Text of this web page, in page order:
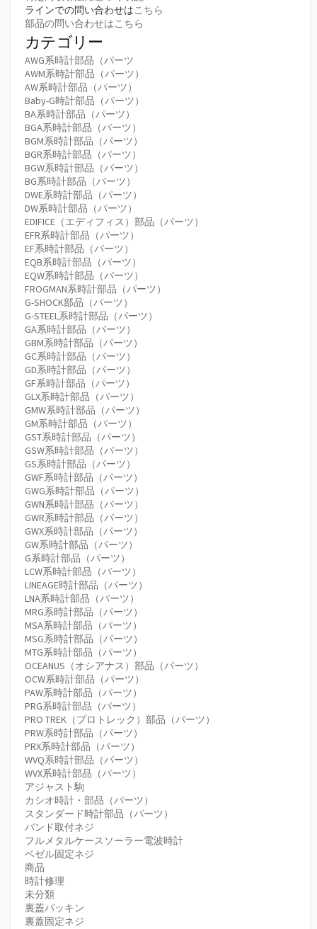
ラインでの問い合わせはこちら
部品の問い合わせはこちら
カテゴリー
AWG系時計部品（パーツ
AWM系時計部品（パーツ）
AW系時計部品（パーツ）
Baby-G時計部品（パーツ）
BA系時計部品（パーツ）
BGA系時計部品（パーツ）
BGM系時計部品（パーツ）
BGR系時計部品（パーツ）
BGW系時計部品（パーツ）
BG系時計部品（パーツ）
DWE系時計部品（パーツ）
DW系時計部品（パーツ）
EDIFICE（エディフィス）部品（パーツ）
EFR系時計部品（パーツ）
EF系時計部品（パーツ）
EQB系時計部品（パーツ）
EQW系時計部品（パーツ）
FROGMAN系時計部品（パーツ）
G-SHOCK部品（パーツ）
G-STEEL系時計部品（パーツ）
GA系時計部品（パーツ）
GBM系時計部品（パーツ）
GC系時計部品（パーツ）
GD系時計部品（パーツ）
GF系時計部品（パーツ）
GLX系時計部品（パーツ）
GMW系時計部品（パーツ）
GM系時計部品（パーツ）
GST系時計部品（パーツ）
GSW系時計部品（パーツ）
GS系時計部品（パーツ）
GWF系時計部品（パーツ）
GWG系時計部品（パーツ）
GWN系時計部品（パーツ）
GWR系時計部品（パーツ）
GWX系時計部品（パーツ）
GW系時計部品（パーツ）
G系時計部品（パーツ）
LCW系時計部品（パーツ）
LINEAGE時計部品（パーツ）
LNA系時計部品（パーツ）
MRG系時計部品（パーツ）
MSA系時計部品（パーツ）
MSG系時計部品（パーツ）
MTG系時計部品（パーツ）
OCEANUS（オシアナス）部品（パーツ）
OCW系時計部品（パーツ）
PAW系時計部品（パーツ）
PRG系時計部品（パーツ）
PRO TREK（プロトレック）部品（パーツ）
PRW系時計部品（パーツ）
PRX系時計部品（パーツ）
WVQ系時計部品（パーツ）
WVX系時計部品（パーツ）
アジャスト駒
カシオ時計・部品（パーツ）
スタンダード時計部品（パーツ）
バンド取付ネジ
フルメタルケースソーラー電波時計
ベゼル固定ネジ
商品
時計修理
未分類
裏蓋パッキン
裏蓋固定ネジ